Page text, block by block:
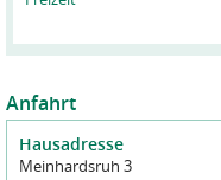
Anfahrt
Hausadresse
Meinhardsruh 3